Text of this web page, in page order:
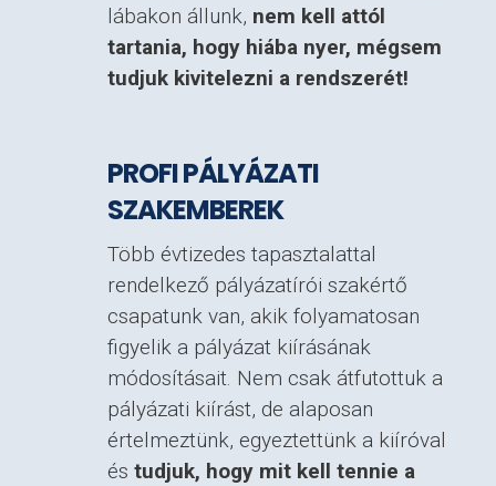
lábakon állunk, nem kell attól
tartania, hogy hiába nyer, mégsem
tudjuk kivitelezni a rendszerét!
PROFI PÁLYÁZATI
SZAKEMBEREK
Több évtizedes tapasztalattal
rendelkező pályázatírói szakértő
csapatunk van, akik folyamatosan
figyelik a pályázat kiírásának
módosításait. Nem csak átfutottuk a
pályázati kiírást, de alaposan
értelmeztünk, egyeztettünk a kiíróval
és tudjuk, hogy mit kell tennie a